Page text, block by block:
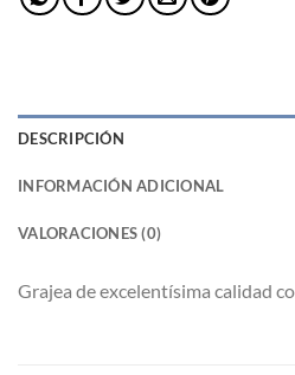
DESCRIPCIÓN
INFORMACIÓN ADICIONAL
VALORACIONES (0)
Grajea de excelentísima calidad